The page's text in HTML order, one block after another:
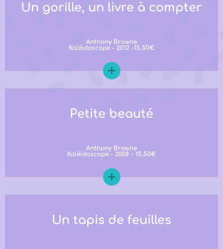
Un gorille, un livre à compter
Anthony Browne
Kaléidoscope - 2012 -15,50€
Petite beauté
Anthony Browne
Kaléidoscope - 2008 - 15,50€
Un tapis de feuilles